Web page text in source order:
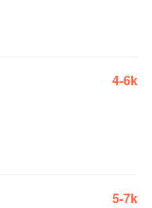
4-6k
5-7k